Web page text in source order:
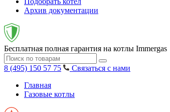
Архив документации
Бесплатная полная гарантия на котлы Immergas
8 (495) 150 57 75
Связаться с нами
Главная
Газовые котлы